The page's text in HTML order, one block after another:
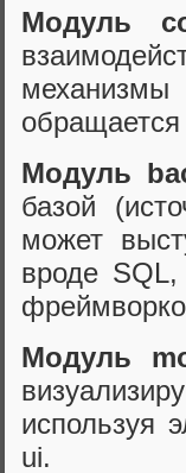
Модуль
механизмы
Модуль
базой
может
вроде
Модуль
используя
ui.